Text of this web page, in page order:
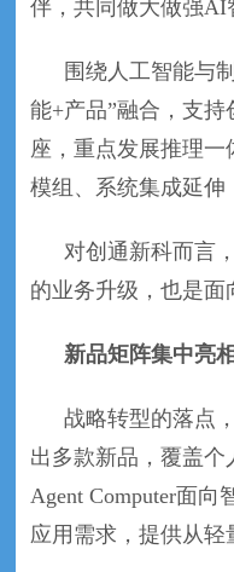
伴，共同做大做强AI
围绕人工智能与
能+产品”融合，支
座，重点发展推理一
模组、系统集成延伸
对创通新科而言
的业务升级，也是面
新品矩阵集中亮
战略转型的落点
出多款新品，覆盖个
Agent Computer面向
应用需求，提供从轻